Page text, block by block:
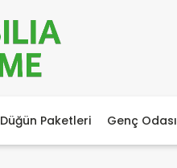
Düğün Paketleri Genç Odası